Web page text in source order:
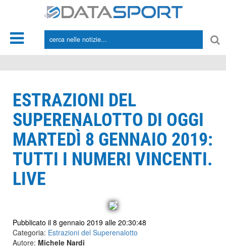
ESTRAZIONI DEL
SUPERENALOTTO DI OGGI
MARTEDÌ 8 GENNAIO 2019:
TUTTI I NUMERI VINCENTI.
LIVE
Pubblicato il 8 gennaio 2019 alle 20:30:48
Categoria: Estrazioni del Superenalotto
Autore: Michele Nardi